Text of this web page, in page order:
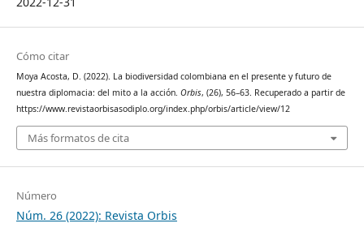
Cómo citar
Moya Acosta, D. (2022). La biodiversidad colombiana en el presente y futuro de
nuestra diplomacia: del mito a la acción. Orbis, (26), 56–63. Recuperado a partir de
https://www.revistaorbisasodiplo.org/index.php/orbis/article/view/12
Más formatos de cita
Número
Núm. 26 (2022): Revista Orbis